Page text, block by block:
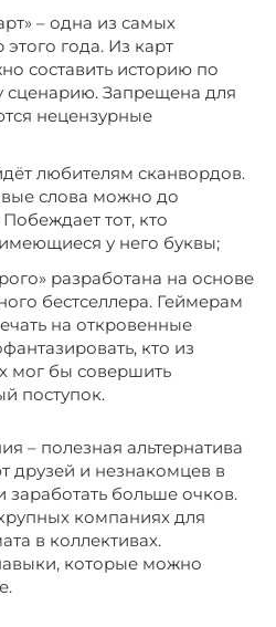
– одна из самых
года. Из карт
составить историю по
сценарию. Запрещена для
нецензурные
любителям сканвордов.
слова можно до
тот, кто
имеющиеся у него буквы;
разработана на основе
бестселлера. Геймерам
на откровенные
кто из
мог бы совершить
поступок.
– полезная альтернатива
друзей и незнакомцев в
заработать больше очков.
компаниях для
в коллективах.
которые можно